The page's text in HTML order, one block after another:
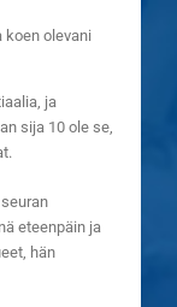
koen olevani
ja
sija 10 ole se,
eteenpäin ja
hän